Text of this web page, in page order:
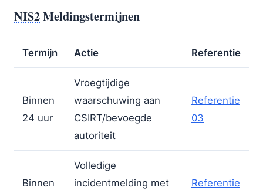
NIS2Meldingstermijnen
Termijn Actie Referentie
Binnen
24 uur
Vroegtijdige
waarschuwing aan
CSIRT/bevoegde
autoriteit
Referentie
03
Binnen
Volledige
incidentmelding met
Referentie